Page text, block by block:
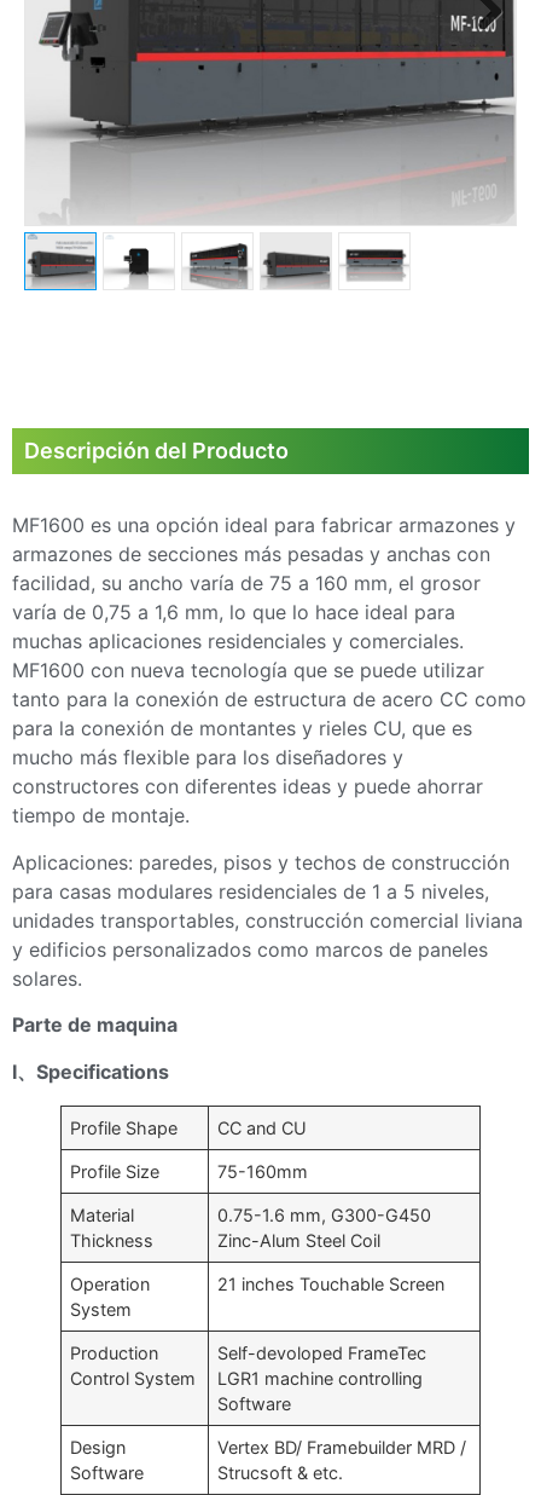
Previous Next
Descripción del Producto
MF1600 es una opción ideal para fabricar armazones y
armazones de secciones más pesadas y anchas con
facilidad, su ancho varía de 75 a 160 mm, el grosor
varía de 0,75 a 1,6 mm, lo que lo hace ideal para
muchas aplicaciones residenciales y comerciales.
MF1600 con nueva tecnología que se puede utilizar
tanto para la conexión de estructura de acero CC como
para la conexión de montantes y rieles CU, que es
mucho más flexible para los diseñadores y
constructores con diferentes ideas y puede ahorrar
tiempo de montaje.
Aplicaciones: paredes, pisos y techos de construcción
para casas modulares residenciales de 1 a 5 niveles,
unidades transportables, construcción comercial liviana
y edificios personalizados como marcos de paneles
solares.
Parte de maquina
Ⅰ、 Specifications
Profile Shape CC and CU
Profile Size 75-160mm
Material
Thickness
0.75-1.6 mm, G300-G450
Zinc-Alum Steel Coil
Operation
System
21 inches Touchable Screen
Production
Control System
Self-devoloped FrameTec
LGR1 machine controlling
Software
Design
Software
Vertex BD/ Framebuilder MRD /
Strucsoft & etc.